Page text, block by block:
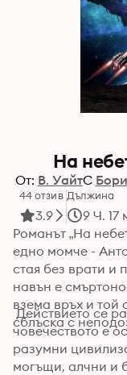
На
От: В. УайтС
44 отзив
3.9
Дължина
9 Ч. 17
Романът „На
едно момче -
стая без врати и
навън е
взема връх и той
сблъска с
Действието се
човечеството е
разумни
могъщи, алчни и